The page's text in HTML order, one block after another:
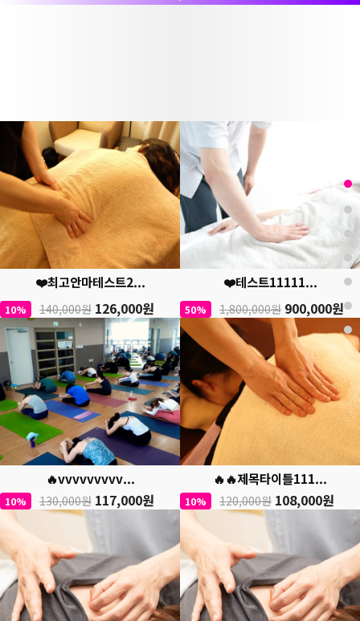
❤️최고안마테스트2...
10% 140,000원 126,000원
❤️테스트11111...
50% 1,800,000원 900,000원
🔥vvvvvvvvv...
10% 130,000원 117,000원
🔥🔥제목타이틀111...
10% 120,000원 108,000원